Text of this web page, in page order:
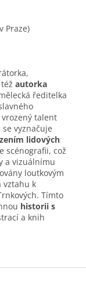
Praze)
autorka
ředitelka
talent
vyznačuje
lidových
scénografii, což
a vizuálnímu
loutkovým
vztahu k
Tímto
historii s
a knih